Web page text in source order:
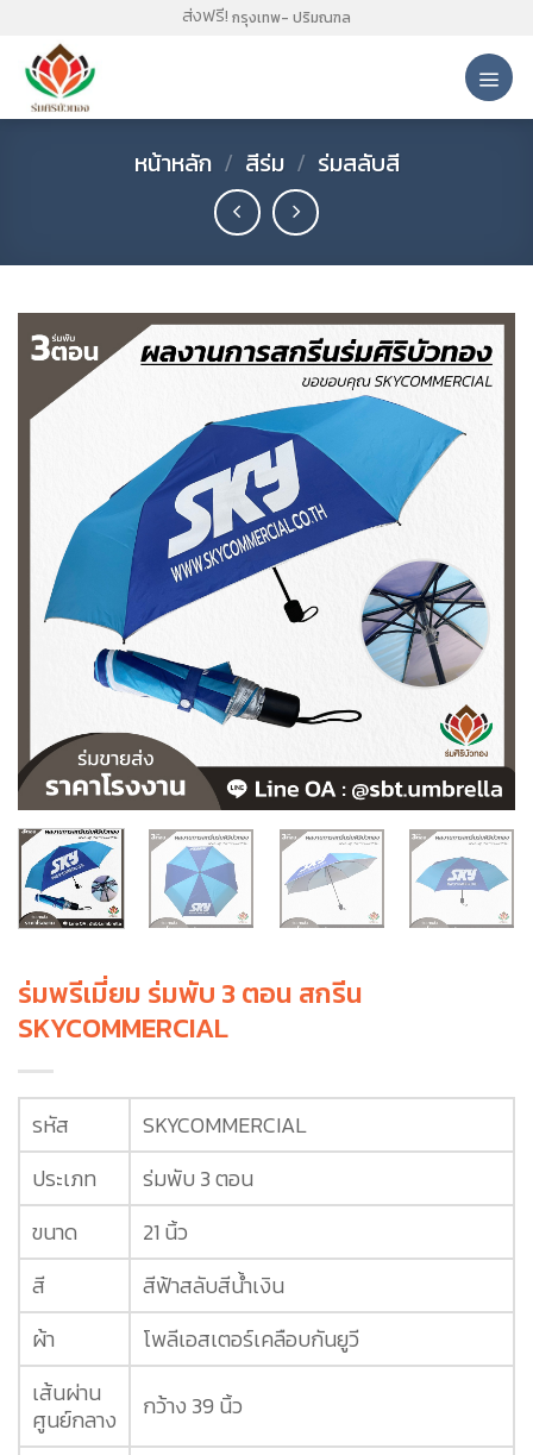
content
ส่งฟรี! กรุงเทพ- ปริมณฑล
หน้าหลัก / สีร่ม / ร่มสลับสี
ร่มพรีเมี่ยม ร่มพับ 3 ตอน สกรีน
SKYCOMMERCIAL
รหัส
SKYCOMMERCIAL
ประเภท
ร่มพับ 3 ตอน
ขนาด
21 นิ้ว
สี
สีฟ้าสลับสีน้ำเงิน
ผ้า
โพลีเอสเตอร์เคลือบกันยูวี
เส้นผ่าน
ศูนย์กลาง
กว้าง 39 นิ้ว